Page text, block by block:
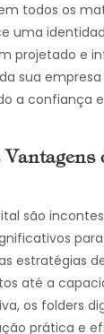
todos os
uma
projetado e
sua
a confiança
são
estratégias
até a
os folders
prática e